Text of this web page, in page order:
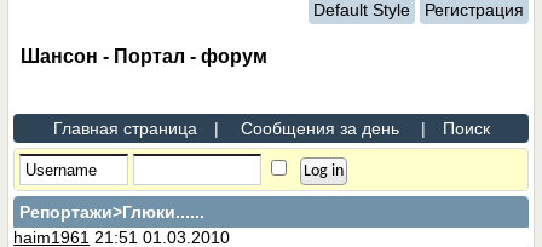
Default Style Регистрация
Шансон - Портал - форум
Главная страница | Сообщения за день | Поиск
Репортажи>Глюки......
haim1961 21:51 01.03.2010